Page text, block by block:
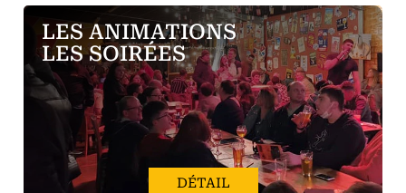
LES ANIMATIONS
LES SOIRÉES
DÉTAIL